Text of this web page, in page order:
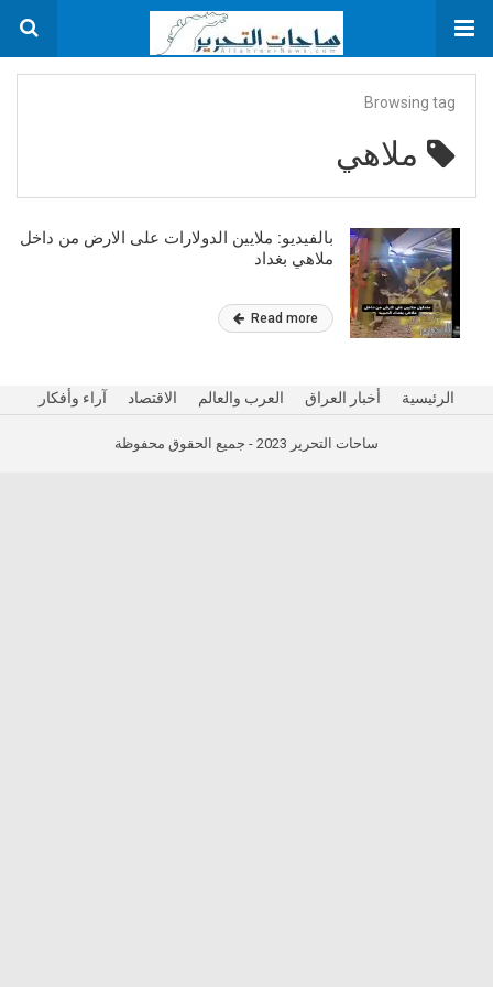
Browsing tag
ملاهي
بالفيديو: ملايين الدولارات على الارض من داخل
ملاهي بغداد
Read more
الرئيسية أخبار العراق العرب والعالم الاقتصاد آراء وأفكار
ساحات التحرير 2023 - جميع الحقوق محفوظة